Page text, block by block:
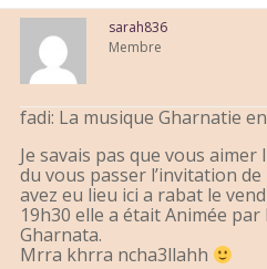
sarah836
Membre
fadi: La musique Gharnatie
Je savais pas que vous aimer
du vous passer l’invitation
avez eu lieu ici a rabat le
19h30 elle a était Animée
Gharnata.
Mrra khrra ncha3llahh